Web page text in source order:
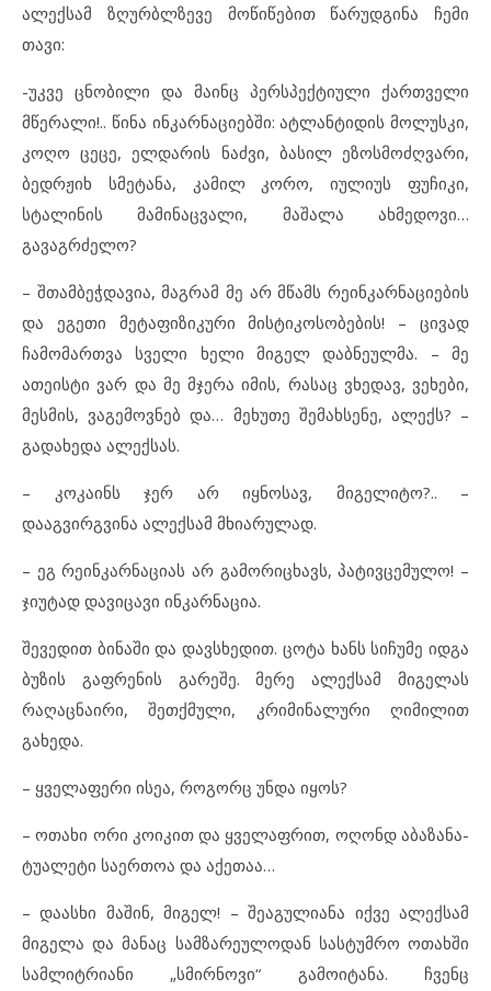
ალექსამ ზღურბლზევე მოწიწებით წარუდგინა ჩემი
თავი:
-უკვე ცნობილი და მაინც პერსპექტიული ქართველი
მწერალი!.. წინა ინკარნაციებში: ატლანტიდის მოლუსკი,
კოღო ცეცე, ელდარის ნაძვი, ბასილ ეზოსმოძღვარი,
ბედრჟიხ სმეტანა, კამილ კორო, იულიუს ფუჩიკი,
სტალინის მამინაცვალი, მაშალა ახმედოვი…
გავაგრძელო?
– შთამბეჭდავია, მაგრამ მე არ მწამს რეინკარნაციების
და ეგეთი მეტაფიზიკური მისტიკოსობების! – ცივად
ჩამომართვა სველი ხელი მიგელ დაბნეულმა. – მე
ათეისტი ვარ და მე მჯერა იმის, რასაც ვხედავ, ვეხები,
მესმის, ვაგემოვნებ და… მეხუთე შემახსენე, ალექს? –
გადახედა ალექსას.
– კოკაინს ჯერ არ იყნოსავ, მიგელიტო?.. –
დააგვირგვინა ალექსამ მხიარულად.
– ეგ რეინკარნაციას არ გამორიცხავს, პატივცემულო! –
ჯიუტად დავიცავი ინკარნაცია.
შევედით ბინაში და დავსხედით. ცოტა ხანს სიჩუმე იდგა
ბუზის გაფრენის გარეშე. მერე ალექსამ მიგელას
რაღაცნაირი, შეთქმული, კრიმინალური ღიმილით
გახედა.
– ყველაფერი ისეა, როგორც უნდა იყოს?
– ოთახი ორი კოიკით და ყველაფრით, ოღონდ აბაზანა-
ტუალეტი საერთოა და აქეთაა…
– დაასხი მაშინ, მიგელ! – შეაგულიანა იქვე ალექსამ
მიგელა და მანაც სამზარეულოდან სასტუმრო ოთახში
სამლიტრიანი „სმირნოვი“ გამოიტანა. ჩვენც